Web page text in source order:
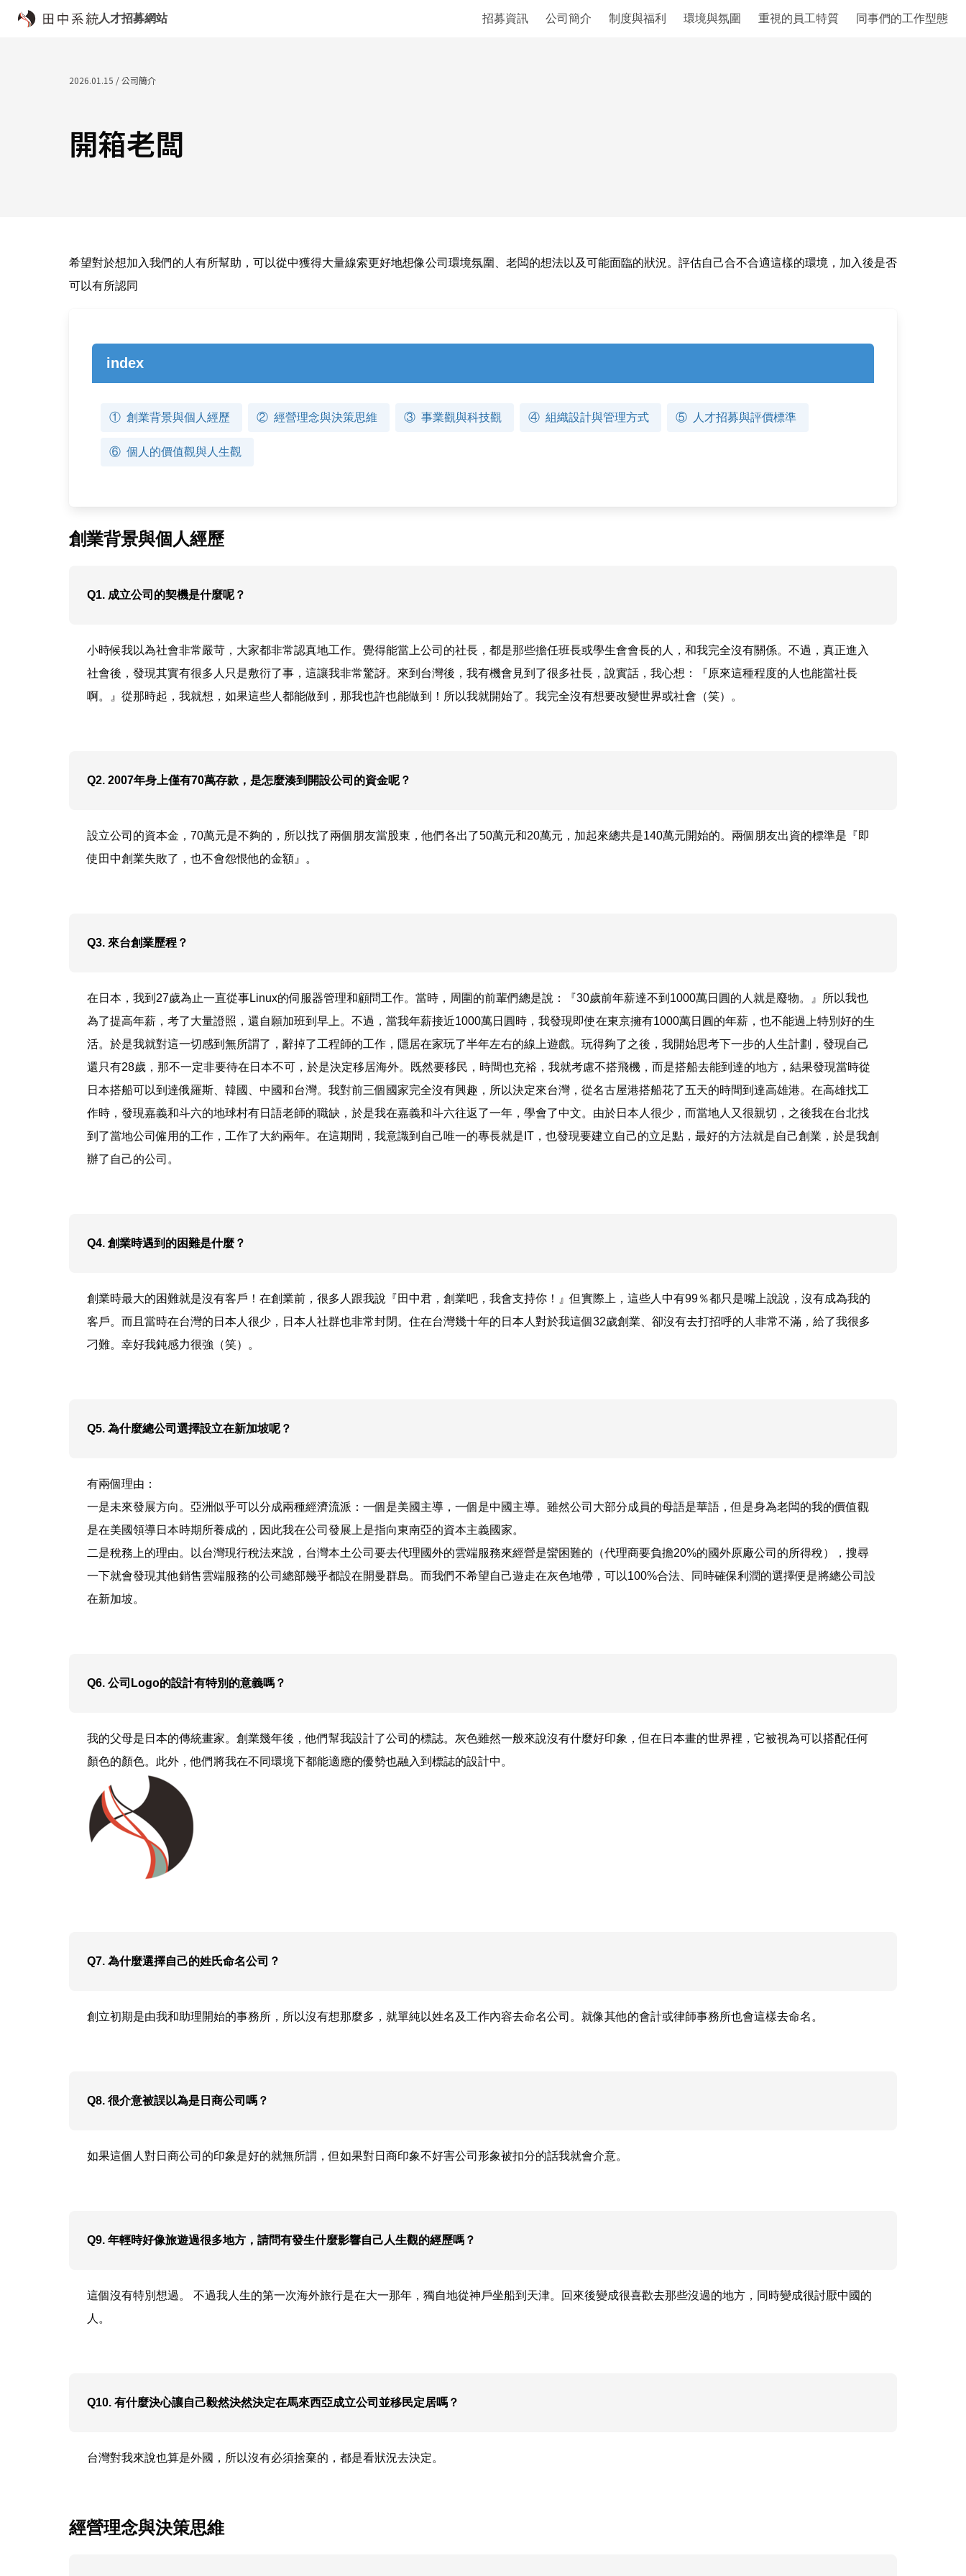
人才招募網站 招募資訊 公司簡介 制度與福利 環境與氛圍 重視的員工特質 同事們的工作型態
2026.01.15 / 公司簡介
開箱老闆
希望對於想加入我們的人有所幫助，可以從中獲得大量線索更好地想像公司環境氛圍、老闆的想法以及可能面臨的狀況。評估自己合不合適這樣的環境，加入後是否
可以有所認同
index
① 創業背景與個人經歷 ② 經營理念與決策思維 ③ 事業觀與科技觀 ④ 組織設計與管理方式 ⑤ 人才招募與評價標準
⑥ 個人的價值觀與人生觀
創業背景與個人經歷
Q1. 成立公司的契機是什麼呢？
小時候我以為社會非常嚴苛，大家都非常認真地工作。覺得能當上公司的社長，都是那些擔任班長或學生會會長的人，和我完全沒有關係。不過，真正進入
社會後，發現其實有很多人只是敷衍了事，這讓我非常驚訝。來到台灣後，我有機會見到了很多社長，說實話，我心想：『原來這種程度的人也能當社長
啊。』從那時起，我就想，如果這些人都能做到，那我也許也能做到！所以我就開始了。我完全沒有想要改變世界或社會（笑）。
Q2. 2007年身上僅有70萬存款，是怎麼湊到開設公司的資金呢？
設立公司的資本金，70萬元是不夠的，所以找了兩個朋友當股東，他們各出了50萬元和20萬元，加起來總共是140萬元開始的。兩個朋友出資的標準是『即
使田中創業失敗了，也不會怨恨他的金額』。
Q3. 來台創業歷程？
在日本，我到27歲為止一直從事Linux的伺服器管理和顧問工作。當時，周圍的前輩們總是說：『30歲前年薪達不到1000萬日圓的人就是廢物。』所以我也
為了提高年薪，考了大量證照，還自願加班到早上。不過，當我年薪接近1000萬日圓時，我發現即使在東京擁有1000萬日圓的年薪，也不能過上特別好的生
活。於是我就對這一切感到無所謂了，辭掉了工程師的工作，隱居在家玩了半年左右的線上遊戲。玩得夠了之後，我開始思考下一步的人生計劃，發現自己
還只有28歲，那不一定非要待在日本不可，於是決定移居海外。既然要移民，時間也充裕，我就考慮不搭飛機，而是搭船去能到達的地方，結果發現當時從
日本搭船可以到達俄羅斯、韓國、中國和台灣。我對前三個國家完全沒有興趣，所以決定來台灣，從名古屋港搭船花了五天的時間到達高雄港。在高雄找工
作時，發現嘉義和斗六的地球村有日語老師的職缺，於是我在嘉義和斗六往返了一年，學會了中文。由於日本人很少，而當地人又很親切，之後我在台北找
到了當地公司僱用的工作，工作了大約兩年。在這期間，我意識到自己唯一的專長就是IT，也發現要建立自己的立足點，最好的方法就是自己創業，於是我創
辦了自己的公司。
Q4. 創業時遇到的困難是什麼？
創業時最大的困難就是沒有客戶！在創業前，很多人跟我說『田中君，創業吧，我會支持你！』但實際上，這些人中有99％都只是嘴上說說，沒有成為我的
客戶。而且當時在台灣的日本人很少，日本人社群也非常封閉。住在台灣幾十年的日本人對於我這個32歲創業、卻沒有去打招呼的人非常不滿，給了我很多
刁難。幸好我鈍感力很強（笑）。
Q5. 為什麼總公司選擇設立在新加坡呢？
有兩個理由：
一是未來發展方向。亞洲似乎可以分成兩種經濟流派：一個是美國主導，一個是中國主導。雖然公司大部分成員的母語是華語，但是身為老闆的我的價值觀
是在美國領導日本時期所養成的，因此我在公司發展上是指向東南亞的資本主義國家。
二是稅務上的理由。以台灣現行稅法來說，台灣本土公司要去代理國外的雲端服務來經營是蠻困難的（代理商要負擔20%的國外原廠公司的所得稅），搜尋
一下就會發現其他銷售雲端服務的公司總部幾乎都設在開曼群島。而我們不希望自己遊走在灰色地帶，可以100%合法、同時確保利潤的選擇便是將總公司設
在新加坡。
Q6. 公司Logo的設計有特別的意義嗎？
我的父母是日本的傳統畫家。創業幾年後，他們幫我設計了公司的標誌。灰色雖然一般來說沒有什麼好印象，但在日本畫的世界裡，它被視為可以搭配任何
顏色的顏色。此外，他們將我在不同環境下都能適應的優勢也融入到標誌的設計中。
Q7. 為什麼選擇自己的姓氏命名公司？
創立初期是由我和助理開始的事務所，所以沒有想那麼多，就單純以姓名及工作內容去命名公司。就像其他的會計或律師事務所也會這樣去命名。
Q8. 很介意被誤以為是日商公司嗎？
如果這個人對日商公司的印象是好的就無所謂，但如果對日商印象不好害公司形象被扣分的話我就會介意。
Q9. 年輕時好像旅遊過很多地方，請問有發生什麼影響自己人生觀的經歷嗎？
這個沒有特別想過。 不過我人生的第一次海外旅行是在大一那年，獨自地從神戶坐船到天津。回來後變成很喜歡去那些沒過的地方，同時變成很討厭中國的
人。
Q10. 有什麼決心讓自己毅然決然決定在馬來西亞成立公司並移民定居嗎？
台灣對我來說也算是外國，所以沒有必須捨棄的，都是看狀況去決定。
經營理念與決策思維